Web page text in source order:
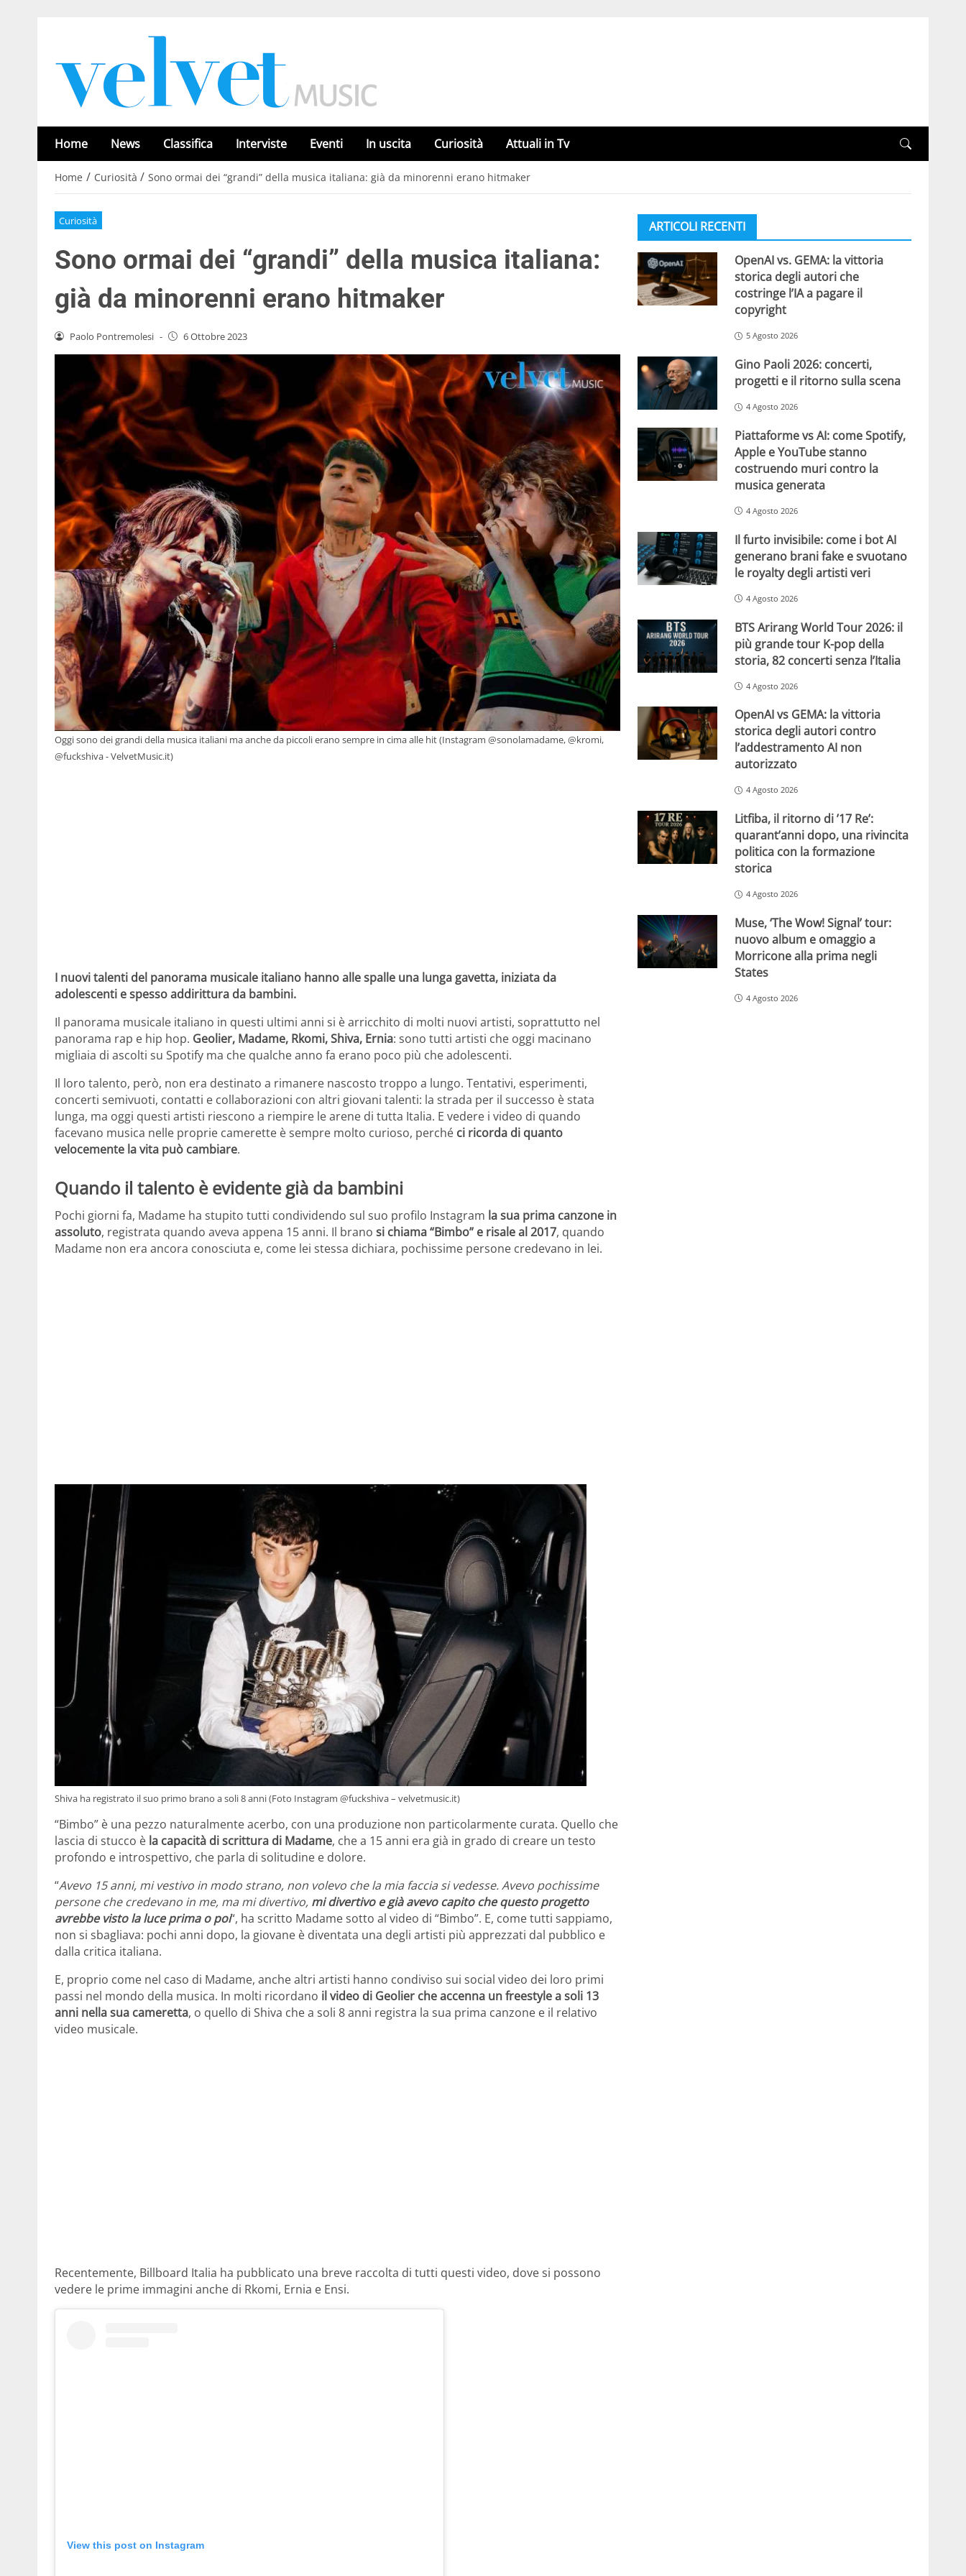
Home News Classifica Interviste Eventi In uscita Curiosità Attuali in Tv
Home / Curiosità / Sono ormai dei “grandi” della musica italiana: già da minorenni erano hitmaker
Curiosità
Sono ormai dei “grandi” della musica italiana:
già da minorenni erano hitmaker
Paolo Pontremolesi - 6 Ottobre 2023
Oggi sono dei grandi della musica italiani ma anche da piccoli erano sempre in cima alle hit (Instagram @sonolamadame, @kromi,
@fuckshiva - VelvetMusic.it)
I nuovi talenti del panorama musicale italiano hanno alle spalle una lunga gavetta, iniziata da
adolescenti e spesso addirittura da bambini.
Il panorama musicale italiano in questi ultimi anni si è arricchito di molti nuovi artisti, soprattutto nel
panorama rap e hip hop. Geolier, Madame, Rkomi, Shiva, Ernia: sono tutti artisti che oggi macinano
migliaia di ascolti su Spotify ma che qualche anno fa erano poco più che adolescenti.
Il loro talento, però, non era destinato a rimanere nascosto troppo a lungo. Tentativi, esperimenti,
concerti semivuoti, contatti e collaborazioni con altri giovani talenti: la strada per il successo è stata
lunga, ma oggi questi artisti riescono a riempire le arene di tutta Italia. E vedere i video di quando
facevano musica nelle proprie camerette è sempre molto curioso, perché ci ricorda di quanto
velocemente la vita può cambiare.
Quando il talento è evidente già da bambini
Pochi giorni fa, Madame ha stupito tutti condividendo sul suo profilo Instagram la sua prima canzone in
assoluto, registrata quando aveva appena 15 anni. Il brano si chiama “Bimbo” e risale al 2017, quando
Madame non era ancora conosciuta e, come lei stessa dichiara, pochissime persone credevano in lei.
Shiva ha registrato il suo primo brano a soli 8 anni (Foto Instagram @fuckshiva – velvetmusic.it)
“Bimbo” è una pezzo naturalmente acerbo, con una produzione non particolarmente curata. Quello che
lascia di stucco è la capacità di scrittura di Madame, che a 15 anni era già in grado di creare un testo
profondo e introspettivo, che parla di solitudine e dolore.
“Avevo 15 anni, mi vestivo in modo strano, non volevo che la mia faccia si vedesse. Avevo pochissime
persone che credevano in me, ma mi divertivo, mi divertivo e già avevo capito che questo progetto
avrebbe visto la luce prima o poi“, ha scritto Madame sotto al video di “Bimbo”. E, come tutti sappiamo,
non si sbagliava: pochi anni dopo, la giovane è diventata una degli artisti più apprezzati dal pubblico e
dalla critica italiana.
E, proprio come nel caso di Madame, anche altri artisti hanno condiviso sui social video dei loro primi
passi nel mondo della musica. In molti ricordano il video di Geolier che accenna un freestyle a soli 13
anni nella sua cameretta, o quello di Shiva che a soli 8 anni registra la sua prima canzone e il relativo
video musicale.
Recentemente, Billboard Italia ha pubblicato una breve raccolta di tutti questi video, dove si possono
vedere le prime immagini anche di Rkomi, Ernia e Ensi.
View this post on Instagram
ARTICOLI RECENTI
OpenAI vs. GEMA: la vittoria
storica degli autori che
costringe l’IA a pagare il
copyright
5 Agosto 2026
Gino Paoli 2026: concerti,
progetti e il ritorno sulla scena
4 Agosto 2026
Piattaforme vs AI: come Spotify,
Apple e YouTube stanno
costruendo muri contro la
musica generata
4 Agosto 2026
Il furto invisibile: come i bot AI
generano brani fake e svuotano
le royalty degli artisti veri
4 Agosto 2026
BTS Arirang World Tour 2026: il
più grande tour K-pop della
storia, 82 concerti senza l’Italia
4 Agosto 2026
OpenAI vs GEMA: la vittoria
storica degli autori contro
l’addestramento AI non
autorizzato
4 Agosto 2026
Litfiba, il ritorno di ’17 Re’:
quarant’anni dopo, una rivincita
politica con la formazione
storica
4 Agosto 2026
Muse, ‘The Wow! Signal’ tour:
nuovo album e omaggio a
Morricone alla prima negli
States
4 Agosto 2026